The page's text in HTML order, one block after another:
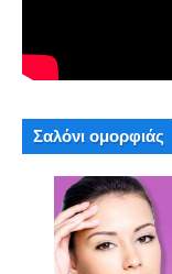
Σαλόνι ομορφιάς